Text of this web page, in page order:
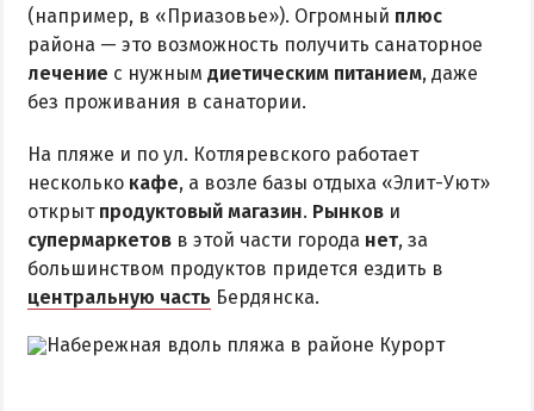
(например, в «Приазовье»). Огромный плюс
района — это возможность получить санаторное
лечение с нужным диетическим питанием, даже
без проживания в санатории.
На пляже и по ул. Котляревского работает
несколько кафе, а возле базы отдыха «Элит-Уют»
открыт продуктовый магазин. Рынков и
супермаркетов в этой части города нет, за
большинством продуктов придется ездить в
центральную часть Бердянска.